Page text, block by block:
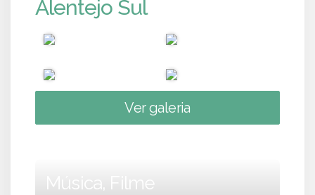
Alentejo Sul
Ver galeria
Música, Filme